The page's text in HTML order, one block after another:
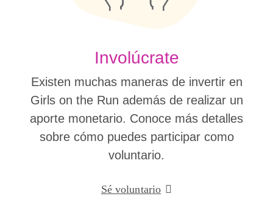
Involúcrate
Existen muchas maneras de invertir en
Girls on the Run además de realizar un
aporte monetario. Conoce más detalles
sobre cómo puedes participar como
voluntario.
Sé voluntario